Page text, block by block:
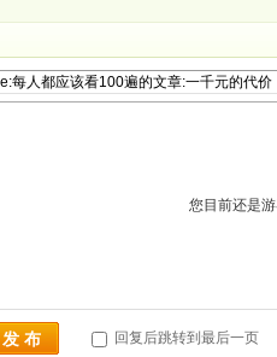
您目前还是
发 布 回复后跳转到最后一页